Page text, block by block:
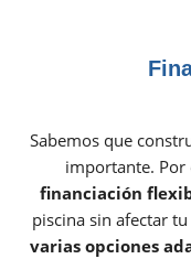
Sabemos que
importante. Por
financiación
piscina sin afectar
varias opciones